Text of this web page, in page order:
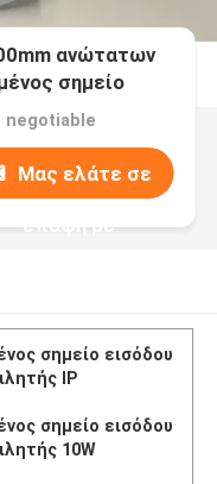
ανώτατων
σημείο
negotiable
Μας ελάτε σε
επαφή με
σημείο εισόδου
IP
σημείο εισόδου
10W